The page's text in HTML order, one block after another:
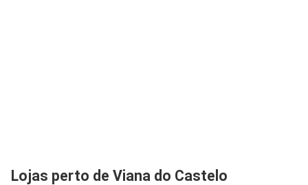
Lojas perto de Viana do Castelo